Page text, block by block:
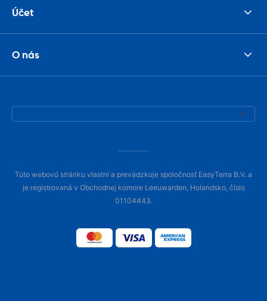
Účet
O nás
Túto webovú stránku vlastní a prevádzkuje spoločnosť EasyTerra B.V. a
je registrovaná v Obchodnej komore Leeuwarden, Holandsko, číslo
01104443.